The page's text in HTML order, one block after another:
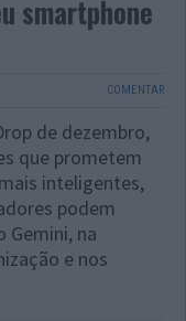
smartphone
COMENTAR
de dezembro,
que prometem
inteligentes,
podem
Gemini, na
e nos